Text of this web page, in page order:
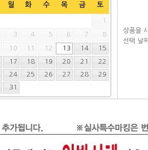
월 화 수 목 금 토
1
3 4 5 6 7 8
10 11 12 13 14
15
17 18 19 20 21
22
24 25 26 27 28
29
31
상품을
선택 날